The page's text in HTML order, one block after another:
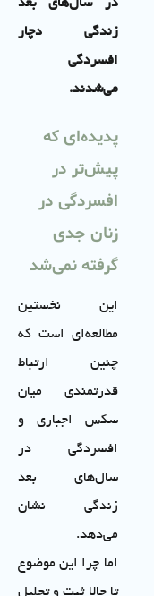
در سال‌های بعد
زندگی دچار
افسردگی
می‌شدند.
پدیده‌ای که
پیش‌تر در
افسردگی در
زنان جدی
گرفته نمی‌شد
این نخستین
مطالعه‌ای است که
چنین ارتباط
قدرتمندی میان
سکس اجباری و
افسردگی در
سال‌های بعد
زندگی نشان
می‌دهد.
اما چرا این موضوع
تا حالا ثبت و تحلیل